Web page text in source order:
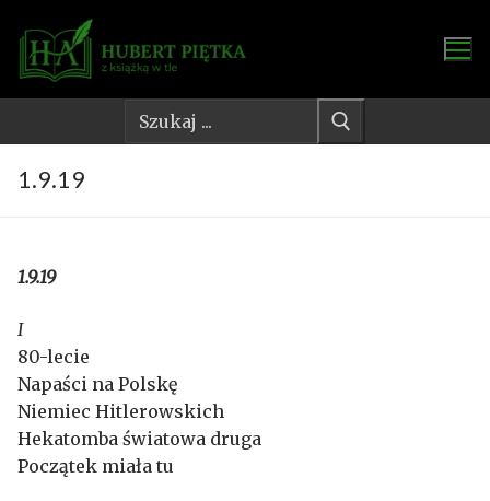
do
treści
Szukaj:
1.9.19
1.9.19
I
80-lecie
Napaści na Polskę
Niemiec Hitlerowskich
Hekatomba światowa druga
Początek miała tu